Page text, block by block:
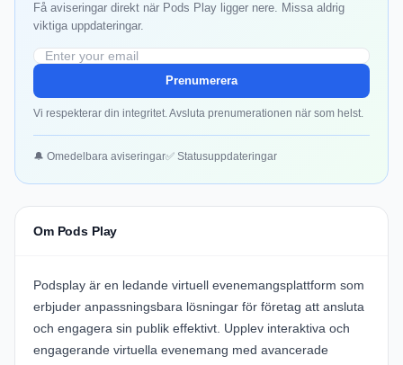
Få aviseringar direkt när Pods Play ligger nere. Missa aldrig
viktiga uppdateringar.
Prenumerera
Vi respekterar din integritet. Avsluta prenumerationen när som helst.
🔔 Omedelbara aviseringar✅ Statusuppdateringar
Om Pods Play
Podsplay är en ledande virtuell evenemangsplattform som
erbjuder anpassningsbara lösningar för företag att ansluta
och engagera sin publik effektivt. Upplev interaktiva och
engagerande virtuella evenemang med avancerade